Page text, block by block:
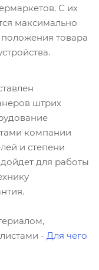
С их
максимально
товара
штрих
компании
и степени
для работы
- Для чего